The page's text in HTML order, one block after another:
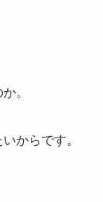
。
からです。